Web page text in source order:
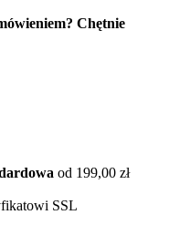
Chętnie
od 199,00 zł
SSL